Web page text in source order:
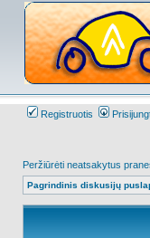
Registruotis
Peržiūrėti neatsakytus
Pagrindinis diskusijų